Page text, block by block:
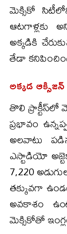
మెక్సికో
ఆటగాళ్లకు
అక్కడికి
తేడా
అక్కడ ఆక్సిజన్
తొలి
ప్రభావం
అలవాటు
ఎస్టాడియో
7,220
తక్కువగా
అవకాశం
మెక్సికోతో